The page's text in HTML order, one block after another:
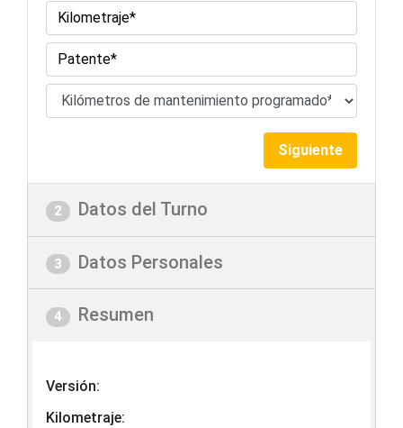
Siguiente
2 Datos del Turno
3 Datos Personales
4 Resumen
Versión:
Kilometraje: